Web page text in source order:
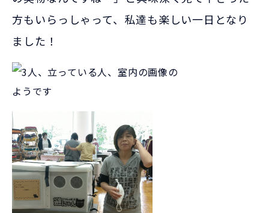
方もいらっしゃって、私達も楽しい一日となり
ました！